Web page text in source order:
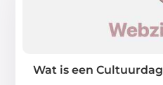
Wat is een